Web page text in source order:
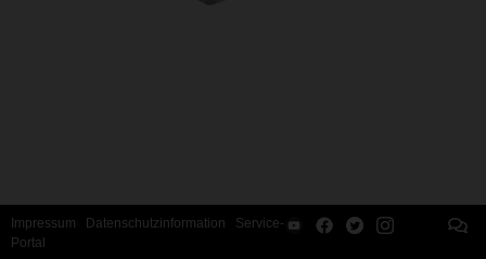
Impressum Datenschutzinformation
Service-
Portal